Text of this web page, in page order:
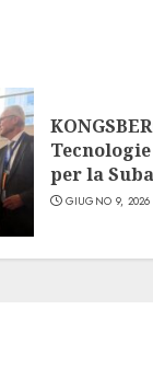
per la
GIUGNO 9, 2026